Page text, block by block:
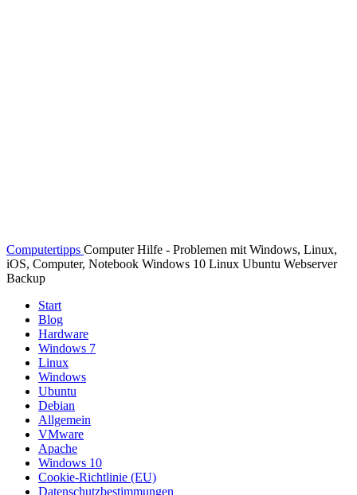
Computertipps Computer Hilfe - Problemen mit Windows, Linux,
iOS, Computer, Notebook Windows 10 Linux Ubuntu Webserver
Backup
Start
Blog
Hardware
Windows 7
Linux
Windows
Ubuntu
Debian
Allgemein
VMware
Apache
Windows 10
Cookie-Richtlinie (EU)
Datenschutzbestimmungen